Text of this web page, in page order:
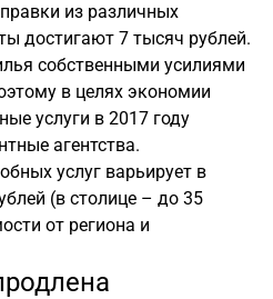
из различных
достигают 7 тысяч рублей.
собственными усилиями
в целях экономии
услуги в 2017 году
агентства.
услуг варьирует в
(в столице – до 35
от региона и